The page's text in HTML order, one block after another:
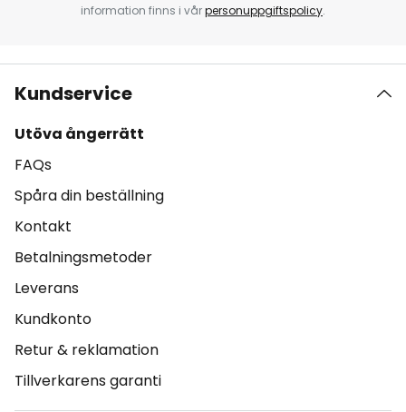
information finns i vårpersonuppgiftspolicy.
Kundservice
Utöva ångerrätt
FAQs
Spåra din beställning
Kontakt
Betalningsmetoder
Leverans
Kundkonto
Retur & reklamation
Tillverkarens garanti